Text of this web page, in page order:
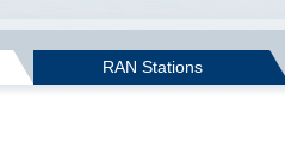
RAN Stations